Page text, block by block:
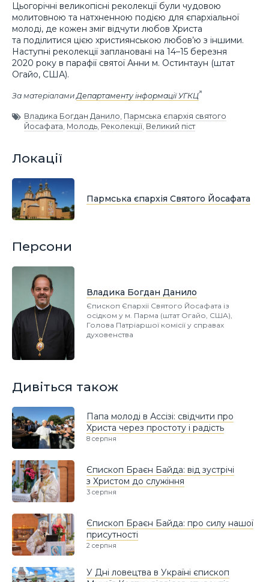
Цьогорічні великопісні реколекції були чудовою
молитовною та натхненною подією для єпархіальної
молоді, де кожен зміг відчути любов Христа
та поділитися цією християнською любов’ю з іншими.
Наступні реколекції заплановані на 14–15 березня
2020 року в парафії святої Анни м. Остинтаун (штат
Огайо, США).
За матеріаламиДепартаменту інформації УГКЦ
Владика Богдан Данило, Пармська єпархія святого
Йосафата, Молодь, Реколекції, Великий піст
Локації
Пармська єпархія Святого Йосафата
Персони
Владика Богдан Данило
Єпископ Єпархії Святого Йосафата із
осідком у м. Парма (штат Огайо, США),
Голова Патріаршої комісії у справах
духовенства
Дивіться також
Папа молоді в Ассізі: свідчити про
Христа через простоту і радість
8 серпня
Єпископ Браєн Байда: від зустрічі
з Христом до служіння
3 серпня
Єпископ Браєн Байда: про силу нашої
присутності
2 серпня
У Дні ловецтва в Україні єпископ